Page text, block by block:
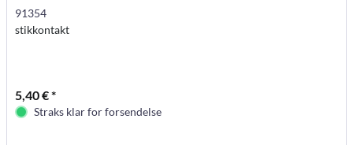
91354
stikkontakt
5,40 € *
Straks klar for forsendelse